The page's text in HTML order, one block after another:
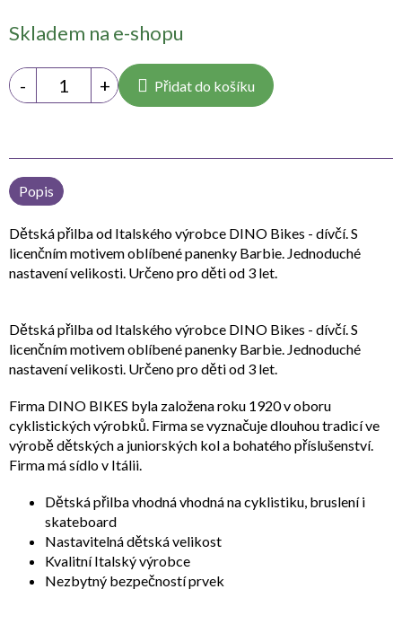
cena:
Skladem na e-shopu
Přidat do košíku
Popis
Dětská přilba od Italského výrobce DINO Bikes - dívčí. S
licenčním motivem oblíbené panenky Barbie. Jednoduché
nastavení velikosti. Určeno pro děti od 3 let.
Dětská přilba od Italského výrobce DINO Bikes - dívčí. S
licenčním motivem oblíbené panenky Barbie. Jednoduché
nastavení velikosti. Určeno pro děti od 3 let.
Firma DINO BIKES byla založena roku 1920 v oboru
cyklistických výrobků. Firma se vyznačuje dlouhou tradicí ve
výrobě dětských a juniorských kol a bohatého příslušenství.
Firma má sídlo v Itálii.
Dětská přilba vhodná vhodná na cyklistiku, bruslení i
skateboard
Nastavitelná dětská velikost
Kvalitní Italský výrobce
Nezbytný bezpečností prvek